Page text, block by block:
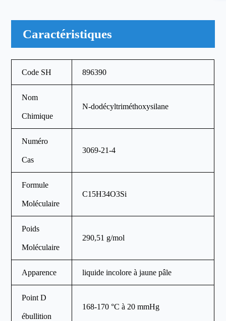
Caractéristiques
Code SH 896390
Nom
Chimique
N-dodécyltriméthoxysilane
Numéro
Cas
3069-21-4
Formule
Moléculaire
C15H34O3Si
Poids
Moléculaire
290,51 g/mol
Apparence liquide incolore à jaune pâle
Point D
ébullition
168-170 °C à 20 mmHg